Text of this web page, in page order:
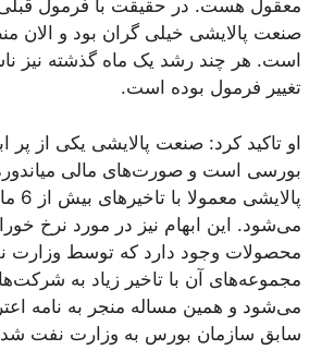
معقول هست. در حقیقت با فرمول
صنعت پالایشی خیلی گران بود و الان
است. هر چند رشد یک ماه گذشته نیز
تغییر فرمول بوده است.
او تاکید کرد: صنعت پالایشی یکی از پر
بورسی است و صورت‌های مالی
می‌شود. این ابهام نیز در مورد نرخ
محصولات وجود دارد که توسط وزارت
مجموعه‌های آن با تاخیر زیاد به
می‌شود و همین مساله منجر به نامه
سابق سازمان بورس به وزارت نفت